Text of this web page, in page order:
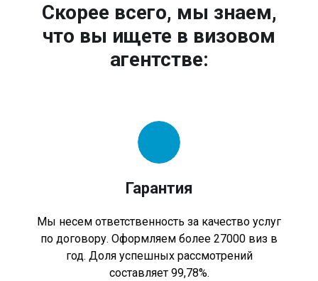
Скорее всего, мы знаем,
что вы ищете в визовом
агентстве:
Гарантия
Мы несем ответственность за качество услуг
по договору. Оформляем более 27000 виз в
год. Доля успешных рассмотрений
составляет 99,78%.